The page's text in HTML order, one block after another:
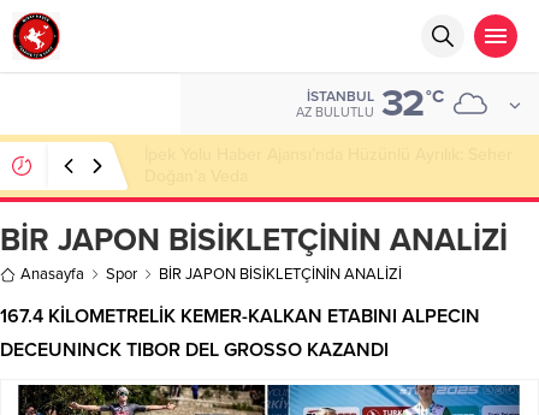
İSTANBUL
AZ BULUTLU 32°C
BİR JAPON BİSİKLETÇİNİN ANALİZİ
Anasayfa Spor BİR JAPON BİSİKLETÇİNİN ANALİZİ
167.4 KİLOMETRELİK KEMER-KALKAN ETABINI ALPECIN
DECEUNINCK TIBOR DEL GROSSO KAZANDI